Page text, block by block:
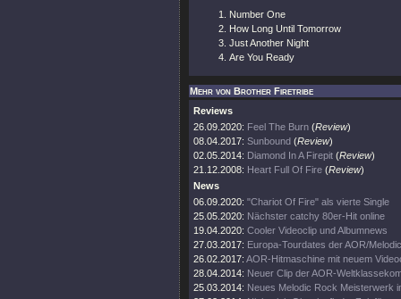
Number One
How Long Until Tomorrow
Just Another Night
Are You Ready
Mehr von Brother Firetribe
Reviews
26.09.2020: Feel The Burn (Review)
08.04.2017: Sunbound (Review)
02.05.2014: Diamond In A Firepit (Review)
21.12.2008: Heart Full Of Fire (Review)
News
06.09.2020: "Chariot Of Fire" als vierte Single
25.05.2020: Nächster catchy 80er-Hit online
19.04.2020: Cooler Videoclip und Albumnews
27.03.2017: Europa-Tourdates der AOR/
26.02.2017: AOR-Hitmaschine mit neuem
28.04.2014: Neuer Clip der AOR-
25.03.2014: Neues Melodic Rock Meisterwerk